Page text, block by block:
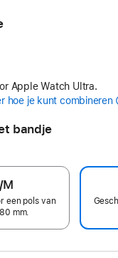
Apple Watch Ultra.
hoe je kunt combineren
bandje
M
een pols van
mm.